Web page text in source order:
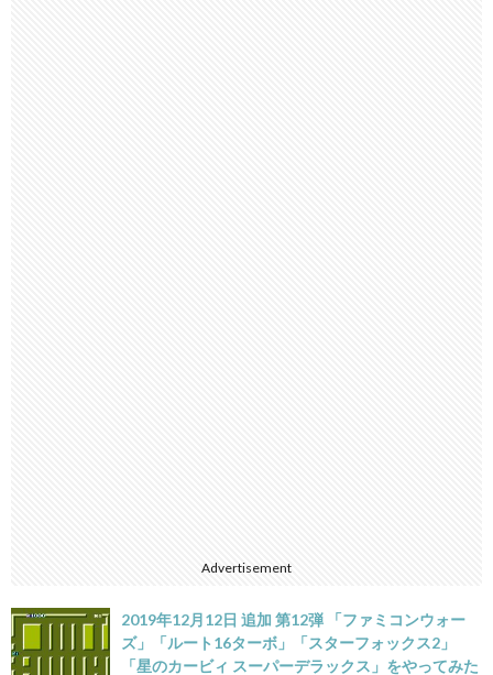
Advertisement
2019年12月12日 追加 第12弾 「ファミコンウォー
ズ」「ルート16ターボ」「スターフォックス2」
「星のカービィ スーパーデラックス」をやってみた